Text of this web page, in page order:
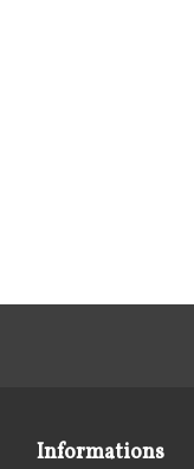
Informations